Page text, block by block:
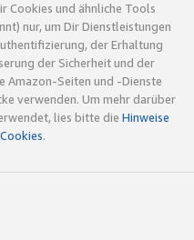
Cookies und ähnliche Tools
nur, um Dir Dienstleistungen
der Erhaltung
der Sicherheit und der
Amazon-Seiten und -Dienste
verwenden. Um mehr darüber
lies bitte die Hinweise
.